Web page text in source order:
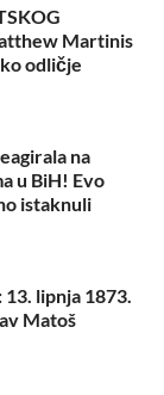
Martinis
odličje
na
u BiH! Evo
istaknuli
lipnja 1873.
Matoš